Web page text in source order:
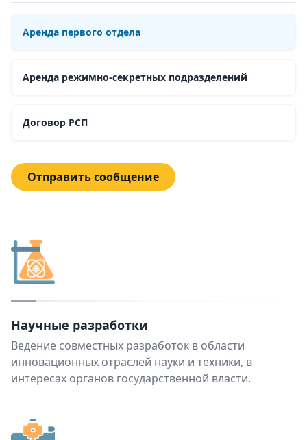
Аренда первого отдела
Аренда режимно-секретных подразделений
Договор РСП
Отправить сообщение
Научные разработки
Ведение совместных разработок в области
инновационных отраслей науки и техники, в
интересах органов государственной власти.